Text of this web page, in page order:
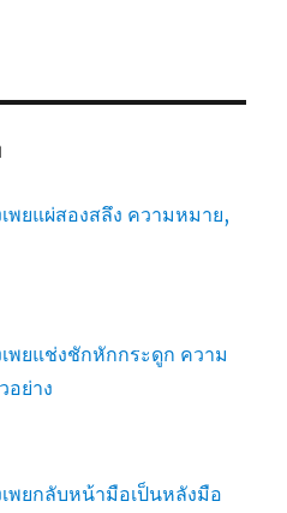
พยแผ่สองสลึง ความหมาย,
พยแช่งชักหักกระดูก ความ
อย่าง
พยกลับหน้ามือเป็นหลังมือ